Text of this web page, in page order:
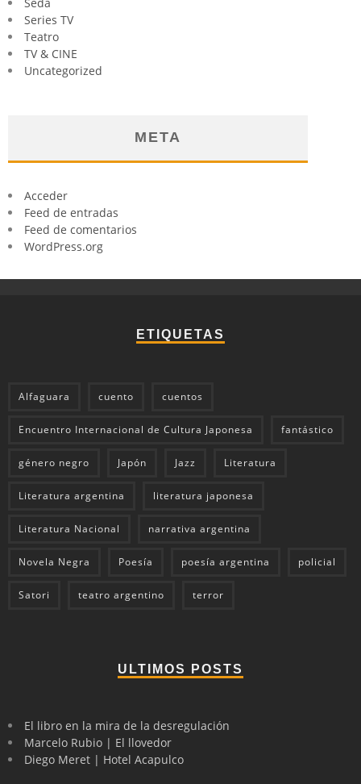
Seda
Series TV
Teatro
TV & CINE
Uncategorized
META
Acceder
Feed de entradas
Feed de comentarios
WordPress.org
ETIQUETAS
Alfaguara cuento cuentos
Encuentro Internacional de Cultura Japonesa fantástico
género negro Japón Jazz Literatura
Literatura argentina literatura japonesa
Literatura Nacional narrativa argentina
Novela Negra Poesía poesía argentina policial
Satori teatro argentino terror
ULTIMOS POSTS
El libro en la mira de la desregulación
Marcelo Rubio | El llovedor
Diego Meret | Hotel Acapulco